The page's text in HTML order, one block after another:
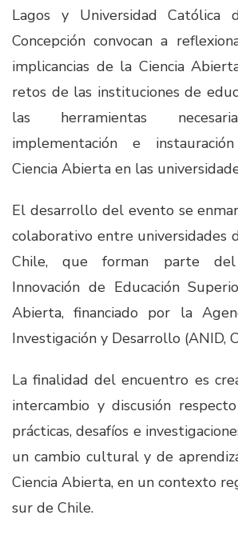
Lagos y Universidad Católica
Concepción convocan a
implicancias de la Ciencia
retos de las instituciones de
las herramientas
implementación e
Ciencia Abierta en las
El desarrollo del evento se
colaborativo entre universidades
Chile, que forman parte
Innovación de Educación
Abierta, financiado por la
Investigación y Desarrollo (ANID,
La finalidad del encuentro es
intercambio y discusión
prácticas, desafíos e
un cambio cultural y de
Ciencia Abierta, en un contexto
sur de Chile.